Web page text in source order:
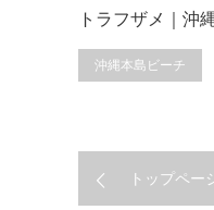
トラフザメ｜
沖縄本島ビーチ
トップペー